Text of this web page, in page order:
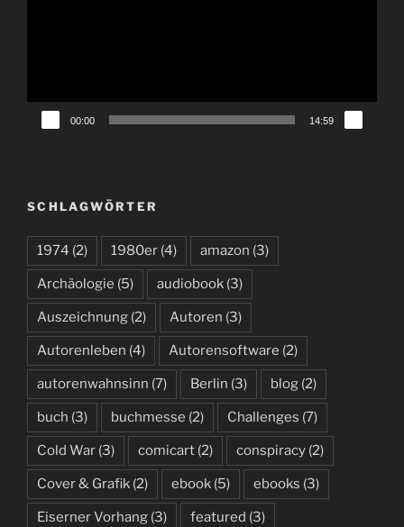
00:00 14:59
SCHLAGWÖRTER
1974 (2) 1980er (4) amazon (3)
Archäologie (5) audiobook (3)
Auszeichnung (2) Autoren (3)
Autorenleben (4) Autorensoftware (2)
autorenwahnsinn (7) Berlin (3) blog (2)
buch (3) buchmesse (2) Challenges (7)
Cold War (3) comicart (2) conspiracy (2)
Cover & Grafik (2) ebook (5) ebooks (3)
Eiserner Vorhang (3) featured (3)